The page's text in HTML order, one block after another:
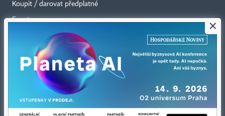
Koupit / darovat předplatné
Eventy
RSS kanály
Autorská práva vykonává vydavatel. Bez písemného svolení vydavatele je
zakázáno jakékoli užití částí nebo celku díla, zejména rozmnožování a šíření
×